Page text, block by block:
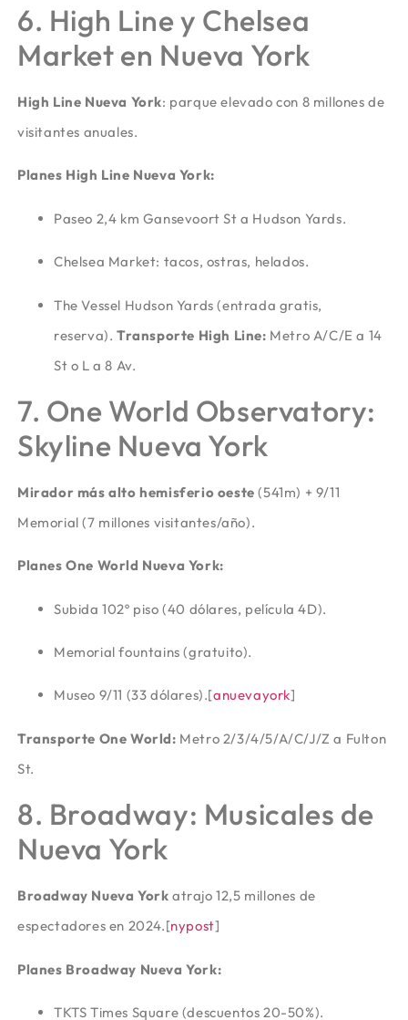
6. High Line y Chelsea
Market en Nueva York
High Line Nueva York: parque elevado con 8 millones de
visitantes anuales.
Planes High Line Nueva York:
Paseo 2,4 km Gansevoort St a Hudson Yards.
Chelsea Market: tacos, ostras, helados.
The Vessel Hudson Yards (entrada gratis,
reserva). Transporte High Line: Metro A/C/E a 14
St o L a 8 Av.
7. One World Observatory:
Skyline Nueva York
Mirador más alto hemisferio oeste (541m) + 9/11
Memorial (7 millones visitantes/año).
Planes One World Nueva York:
Subida 102º piso (40 dólares, película 4D).
Memorial fountains (gratuito).
Museo 9/11 (33 dólares).[anuevayork]​
Transporte One World: Metro 2/3/4/5/A/C/J/Z a Fulton
St.
8. Broadway: Musicales de
Nueva York
Broadway Nueva York atrajo 12,5 millones de
espectadores en 2024.[nypost]​
Planes Broadway Nueva York:
TKTS Times Square (descuentos 20-50%).